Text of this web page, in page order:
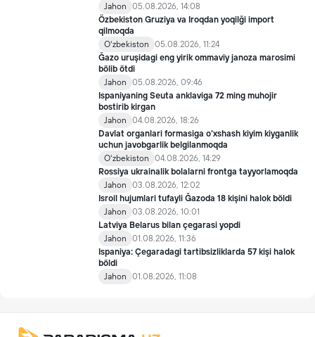
Jahon
05.08.2026, 14:08
Özbekiston Gruziya va Iroqdan yoqilği import
qilmoqda
Oʻzbekiston
05.08.2026, 11:24
Ğazo uruşidagi eng yirik ommaviy janoza marosimi
bölib ötdi
Jahon
05.08.2026, 09:46
Ispaniyaning Seuta anklaviga 72 ming muhojir
bostirib kirgan
Jahon
04.08.2026, 18:26
Davlat organlari formasiga o‘xshash kiyim kiyganlik
uchun javobgarlik belgilanmoqda
Oʻzbekiston
04.08.2026, 14:29
Rossiya ukrainalik bolalarni frontga tayyorlamoqda
Jahon
03.08.2026, 12:02
Isroil hujumlari tufayli Ğazoda 18 kişini halok böldi
Jahon
03.08.2026, 10:01
Latviya Belarus bilan çegarasi yopdi
Jahon
01.08.2026, 11:36
Ispaniya: Çegaradagi tartibsizliklarda 57 kişi halok
böldi
Jahon
01.08.2026, 11:08